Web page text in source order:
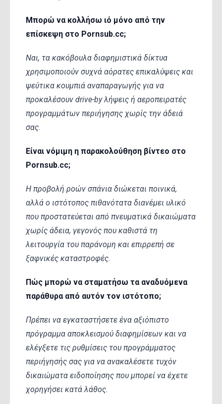
Μπορώ να κολλήσω ιό μόνο από την
επίσκεψη στο Pornsub.cc;
Ναι, τα κακόβουλα διαφημιστικά δίκτυα
χρησιμοποιούν συχνά αόρατες επικαλύψεις και
ψεύτικα κουμπιά αναπαραγωγής για να
προκαλέσουν drive-by λήψεις ή αεροπειρατές
προγραμμάτων περιήγησης χωρίς την άδειά
σας.
Είναι νόμιμη η παρακολούθηση βίντεο στο
Pornsub.cc;
Η προβολή ροών σπάνια διώκεται ποινικά,
αλλά ο ιστότοπος πιθανότατα διανέμει υλικό
που προστατεύεται από πνευματικά δικαιώματα
χωρίς άδεια, γεγονός που καθιστά τη
λειτουργία του παράνομη και επιρρεπή σε
ξαφνικές καταστροφές.
Πώς μπορώ να σταματήσω τα αναδυόμενα
παράθυρα από αυτόν τον ιστότοπο;
Πρέπει να εγκαταστήσετε ένα αξιόπιστο
πρόγραμμα αποκλεισμού διαφημίσεων και να
ελέγξετε τις ρυθμίσεις του προγράμματος
περιήγησής σας για να ανακαλέσετε τυχόν
δικαιώματα ειδοποίησης που μπορεί να έχετε
χορηγήσει κατά λάθος.